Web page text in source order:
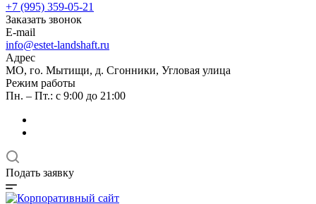
+7 (995) 359-05-21
Заказать звонок
E-mail
info@estet-landshaft.ru
Адрес
МО, го. Мытищи, д. Сгонники, Угловая улица
Режим работы
Пн. – Пт.: с 9:00 до 21:00
Подать заявку